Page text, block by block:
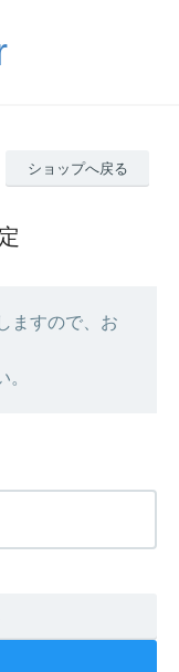
ショップへ戻る
ますので、お